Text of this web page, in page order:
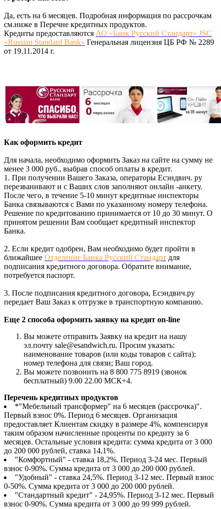
Да, есть на 6 месяцев. Подробная информация по рассрочкам
см.ниже в Перечне кредитных продуктов.
Кредиты предоставляются АО «Банк Русский Стандарт» JSC
«Russian Standard Bank» Генеральная лицензия ЦБ РФ № 2289
от 19.11.2014 г.
Как оформить кредит
Для начала, необходимо оформить Заказ на сайте на сумму не
менее 3 000 руб., выбрав способ оплаты в кредит.
1. При получении Вашего Заказа, операторы Есэндвич. ру
перезванивают и с Ваших слов заполняют онлайн -анкету.
После чего, в течение 5-10 минут кредитные инспекторы
Банка связываются с Вами по указанному номеру телефона.
Решение по кредитованию принимается от 10 до 30 минут. О
принятом решении Вам сообщает кредитный инспектор
Банка.
2. Если кредит одобрен, Вам необходимо будет пройти в
ближайшее Отделение Банка Русский Стандарт для
подписания кредитного договора. Обратите внимание,
потребуется паспорт.
3. После подписания кредитного договора, Есэндвич.ру
передает Ваш Заказ к отгрузке в транспортную компанию.
Еще 2 способа оформить заявку на кредит on-line
Вы можете отправить Заявку на кредит на нашу
эл.почту sale@esandwich.ru. Просим указать:
наименование товаров (или коды товаров с сайта);
номер телефона для связи; Ваш город.
Вы можете позвонить на 8 800 775 8919 (звонок
бесплатный) 9.00 22.00 МСК+4.
Перечень кредитных продуктов
*"Мебельный трансформер" на 6 месяцев (рассрочка)".
Первый взнос 0%. Период 6 месяцев. Организация
предоставляет Клиентам скидку в размере 4%, компенсируя
таким образом начисленные проценты по кредиту за 6
месяцев. Остальные условия кредита: сумма кредита от 3 000
до 200 000 рублей, ставка 14,1%.
"Комфортный" - ставка 18,2%. Период 3-24 мес. Первый
взнос 0-90%. Сумма кредита от 3 000 до 200 000 рублей.
"Удобный" - ставка 24,5%. Период 3-12 мес. Первый взнос
0-50%. Сумма кредита от 3 000 до 200 000 рублей.
"Стандартный кредит" - 24,95%. Период 3-12 мес. Первый
взнос 0-90%. Сумма кредита от 3 000 до 99 999 рублей.